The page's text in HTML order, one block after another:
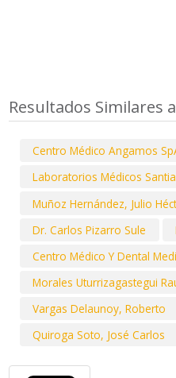
Resultados Similares
Centro Médico Angamos
Laboratorios Médicos
Muñoz Hernández, Julio
Dr. Carlos Pizarro Sule
Centro Médico Y Dental
Morales Uturrizagastegui
Vargas Delaunoy, Roberto
Quiroga Soto, José Carlos